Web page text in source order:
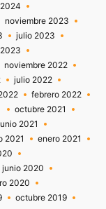
noviembre 2023
julio 2023
noviembre 2022
julio 2022
febrero 2022
octubre 2021
2021
2021
enero 2021
junio 2020
2020
octubre 2019